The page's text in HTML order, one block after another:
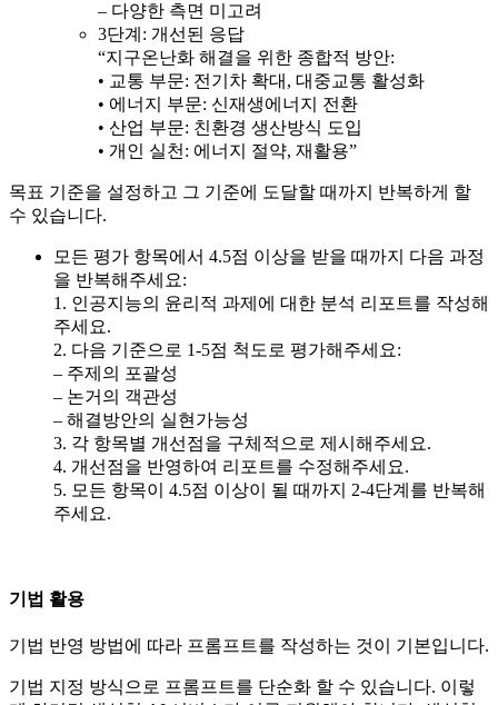
– 다양한 측면 미고려
3단계: 개선된 응답
“지구온난화 해결을 위한 종합적 방안:
• 교통 부문: 전기차 확대, 대중교통 활성화
• 에너지 부문: 신재생에너지 전환
• 산업 부문: 친환경 생산방식 도입
• 개인 실천: 에너지 절약, 재활용”
목표 기준을 설정하고 그 기준에 도달할 때까지 반복하게 할
수 있습니다.
모든 평가 항목에서 4.5점 이상을 받을 때까지 다음 과정
을 반복해주세요:
1. 인공지능의 윤리적 과제에 대한 분석 리포트를 작성해
주세요.
2. 다음 기준으로 1-5점 척도로 평가해주세요:
– 주제의 포괄성
– 논거의 객관성
– 해결방안의 실현가능성
3. 각 항목별 개선점을 구체적으로 제시해주세요.
4. 개선점을 반영하여 리포트를 수정해주세요.
5. 모든 항목이 4.5점 이상이 될 때까지 2-4단계를 반복해
주세요.
기법 활용
기법 반영 방법에 따라 프롬프트를 작성하는 것이 기본입니다.
기법 지정 방식으로 프롬프트를 단순화 할 수 있습니다. 이렇